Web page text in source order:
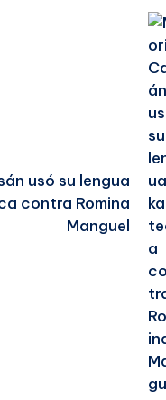
usó su lengua
contra Romina
Manguel